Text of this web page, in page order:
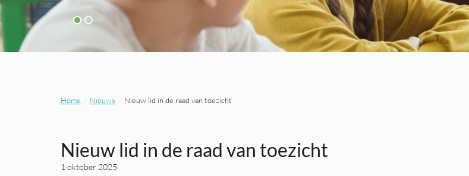
Home Nieuws Nieuw lid in de raad van toezicht
Nieuw lid in de raad van toezicht
1 oktober 2025